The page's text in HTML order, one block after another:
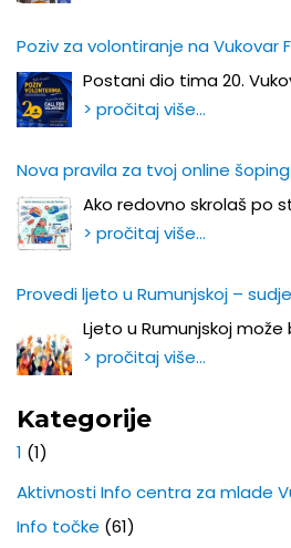
Poziv za volontiranje na Vukovar
Postani dio tima 20.
> pročitaj više…
Nova pravila za tvoj online
Ako redovno skrolaš po
> pročitaj više…
Provedi ljeto u Rumunjskoj –
Ljeto u Rumunjskoj
> pročitaj više…
Kategorije
1 (1)
Aktivnosti Info centra za mlade
Info točke (61)